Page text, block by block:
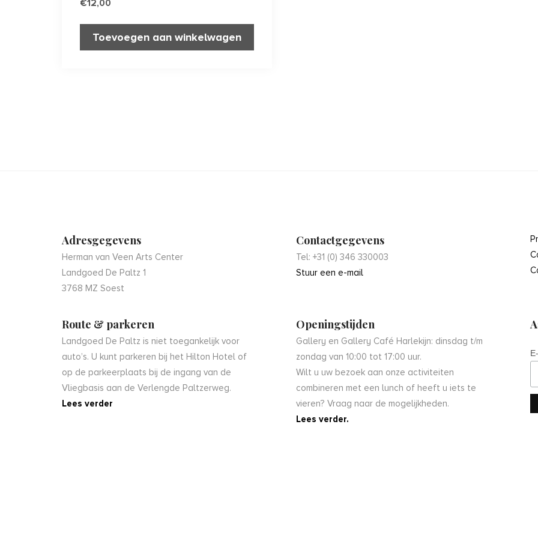
€12,00
Toevoegen aan winkelwagen
Adresgegevens
Herman van Veen Arts Center
Landgoed De Paltz 1
3768 MZ Soest
Route & parkeren
Landgoed De Paltz is niet toegankelijk voor
auto’s. U kunt parkeren bij het Hilton Hotel of
op de parkeerplaats bij de ingang van de
Vliegbasis aan de Verlengde Paltzerweg.
Lees verder
Contactgegevens
Tel: +31 (0) 346 330003
Stuur een e-mail
Openingstijden
Gallery en Gallery Café Harlekijn: dinsdag t/m
zondag van 10:00 tot 17:00 uur.
Wilt u uw bezoek aan onze activiteiten
combineren met een lunch of heeft u iets te
vieren? Vraag naar de mogelijkheden.
Lees verder.